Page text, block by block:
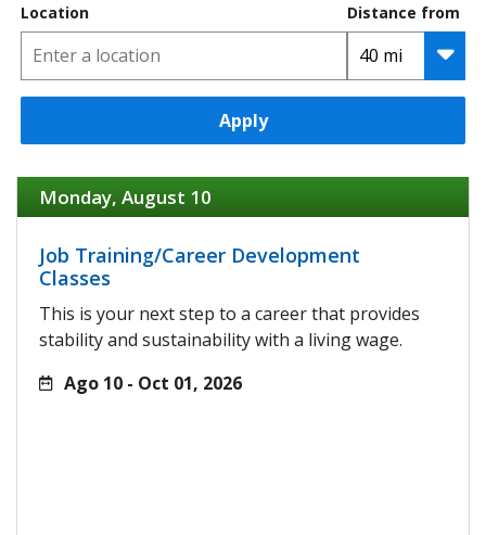
Location Distance from
Apply
Monday, August 10
Job Training/Career Development
Classes
This is your next step to a career that provides
stability and sustainability with a living wage.
Ago 10 - Oct 01, 2026